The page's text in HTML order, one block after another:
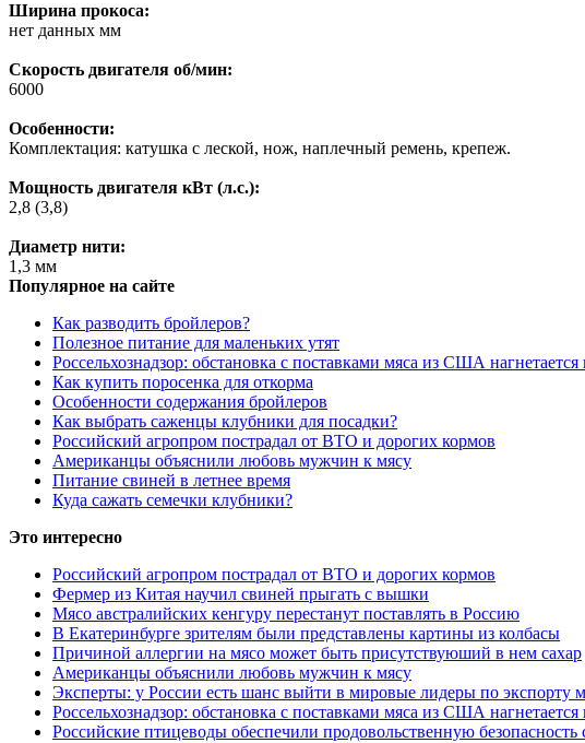
Ширина прокоса:
нет данных мм
Скорость двигателя об/мин:
6000
Особенности:
Комплектация: катушка с леской, нож, наплечный ремень, крепеж.
Мощность двигателя кВт (л.с.):
2,8 (3,8)
Диаметр нити:
1,3 мм
Популярное на сайте
Как разводить бройлеров?
Полезное питание для маленьких утят
Россельхознадзор: обстановка с поставками мяса из США нагнетается
Как купить поросенка для откорма
Особенности содержания бройлеров
Как выбрать саженцы клубники для посадки?
Российский агропром пострадал от ВТО и дорогих кормов
Американцы объяснили любовь мужчин к мясу
Питание свиней в летнее время
Куда сажать семечки клубники?
Это интересно
Российский агропром пострадал от ВТО и дорогих кормов
Фермер из Китая научил свиней прыгать с вышки
Мясо австралийских кенгуру перестанут поставлять в Россию
В Екатеринбурге зрителям были представлены картины из колбасы
Причиной аллергии на мясо может быть присутствуюший в нем сахар
Американцы объяснили любовь мужчин к мясу
Эксперты: у России есть шанс выйти в мировые лидеры по экспорту
Россельхознадзор: обстановка с поставками мяса из США нагнетается
Российские птицеводы обеспечили продовольственную безопасность